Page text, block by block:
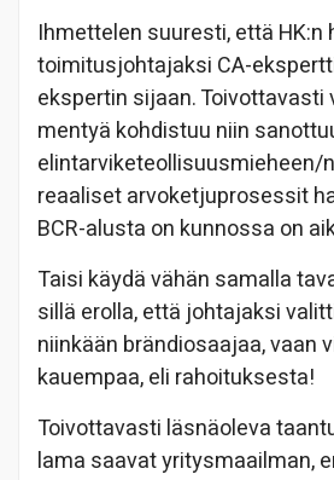
Ihmettelen suuresti, että HK:n
toimitusjohtajaksi CA-
ekspertin sijaan. Toivottavasti
mentyä kohdistuu niin
elintarviketeollisuusmieheen/
reaaliset arvoketjuprosessit
BCR-alusta on kunnossa on
Taisi käydä vähän samalla
sillä erolla, että johtajaksi
niinkään brändiosaajaa, vaan
kauempaa, eli rahoituksesta!
Toivottavasti läsnäoleva
lama saavat yritysmaailman,